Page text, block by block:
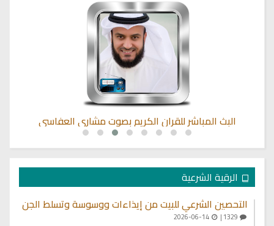
البث المباشر للقران الكريم بصوت مشاري العفاسي
الرقية الشرعية
التحصين الشرعي للبيت من إيذاءات ووسوسة وتسلط الجن
2026-06-14